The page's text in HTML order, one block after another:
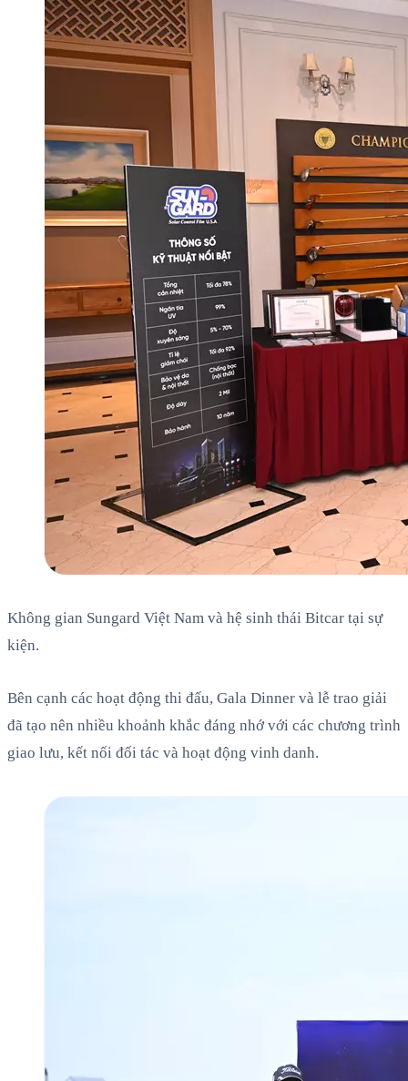
Không gian Sungard Việt Nam và hệ sinh thái Bitcar tại sự
kiện.
Bên cạnh các hoạt động thi đấu, Gala Dinner và lễ trao giải
đã tạo nên nhiều khoảnh khắc đáng nhớ với các chương trình
giao lưu, kết nối đối tác và hoạt động vinh danh.